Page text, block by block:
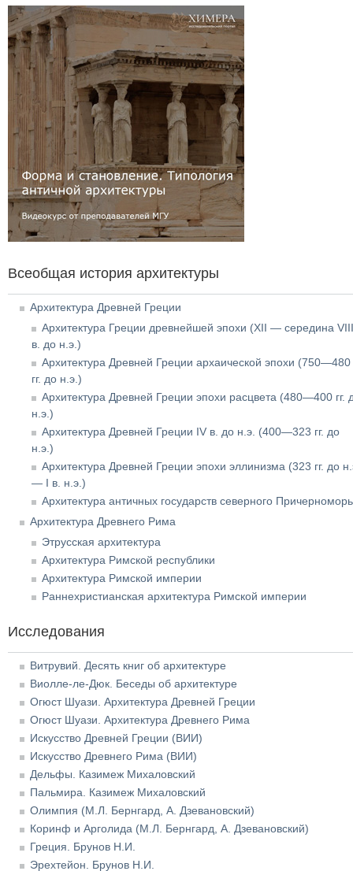
Всеобщая история архитектуры
Архитектура Древней Греции
Архитектура Греции древнейшей эпохи (XII — середина VIII
в. до н.э.)
Архитектура Древней Греции архаической эпохи (750—480
гг. до н.э.)
Архитектура Древней Греции эпохи расцвета (480—400 гг.
н.э.)
Архитектура Древней Греции IV в. до н.э. (400—323 гг. до
н.э.)
Архитектура Древней Греции эпохи эллинизма (323 гг. до
— I в. н.э.)
Архитектура античных государств северного
Архитектура Древнего Рима
Этрусская архитектура
Архитектура Римской республики
Архитектура Римской империи
Раннехристианская архитектура Римской империи
Исследования
Витрувий. Десять книг об архитектуре
Виолле-ле-Дюк. Беседы об архитектуре
Огюст Шуази. Архитектура Древней Греции
Огюст Шуази. Архитектура Древнего Рима
Искусство Древней Греции (ВИИ)
Искусство Древнего Рима (ВИИ)
Дельфы. Казимеж Михаловский
Пальмира. Казимеж Михаловский
Олимпия (М.Л. Бернгард, А. Дзевановский)
Коринф и Арголида (М.Л. Бернгард, А. Дзевановский)
Греция. Брунов Н.И.
Эрехтейон. Брунов Н.И.